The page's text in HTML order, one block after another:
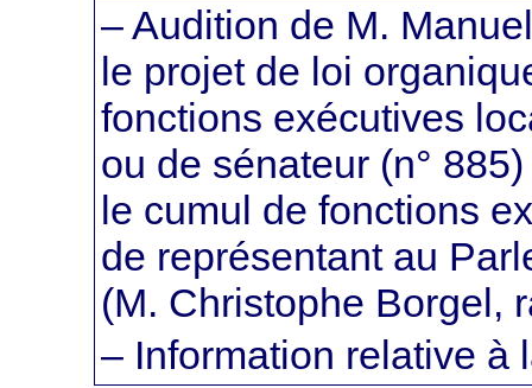
– Audition de M.
le projet de loi
fonctions exécutives
ou de sénateur (n°
le cumul de fonctions
de représentant au
(M. Christophe Borgel,
– Information relative à